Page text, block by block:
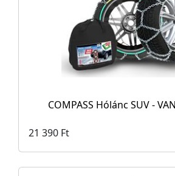
COMPASS Hólánc SUV -
21 390 Ft